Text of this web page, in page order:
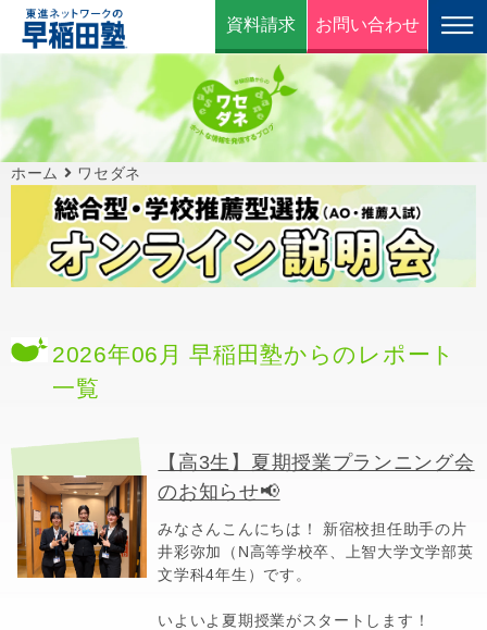
資料請求 お問い合わせ
ホーム ワセダネ
2026年06月 早稲田塾からのレポート
一覧
【高3生】夏期授業プランニング会
のお知らせ📢
みなさんこんにちは！ 新宿校担任助手の片
井彩弥加（N高等学校卒、上智大学文学部英
文学科4年生）です。
いよいよ夏期授業がスタートします！